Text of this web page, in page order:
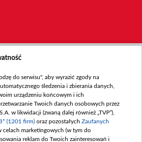
do serwisu", aby wyrazić zgody na
śledzenia i zbierania danych,
urządzeniu końcowym i ich
Twoich danych osobowych przez
w likwidacji (zwaną dalej również „TVP”),
(1201 firm) oraz pozostałych Zaufanych
celach marketingowych (w tym do
reklam do Twoich zainteresowań i